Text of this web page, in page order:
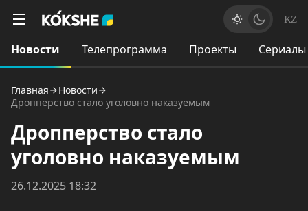
KZ
Новости Телепрограмма Проекты Сериалы
Главная
Новости
Дропперство стало уголовно наказуемым
Дропперство стало
уголовно наказуемым
26.12.2025 18:32